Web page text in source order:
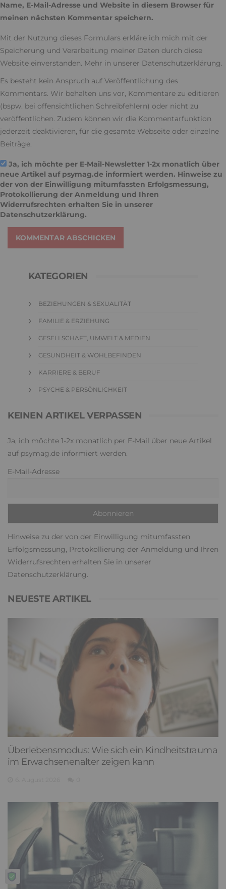
Name, E-Mail-Adresse und Website in diesem Browser für
meinen nächsten Kommentar speichern.
Mit der Nutzung dieses Formulars erkläre ich mich mit der
Speicherung und Verarbeitung meiner Daten durch diese
Website einverstanden. Mehr in unserer Datenschutzerklärung.
Es besteht kein Anspruch auf Veröffentlichung des
Kommentars. Wir behalten uns vor, Kommentare zu editieren
(bspw. bei offensichtlichen Schreibfehlern) oder nicht zu
veröffentlichen. Zudem können wir die Kommentarfunktion
jederzeit deaktivieren, für die gesamte Webseite oder einzelne
Beiträge.
Ja, ich möchte per E-Mail-Newsletter 1-2x monatlich über
neue Artikel auf psymag.de informiert werden. Hinweise zu
der von der Einwilligung mitumfassten Erfolgsmessung,
Protokollierung der Anmeldung und Ihren
Widerrufsrechten erhalten Sie in unserer
Datenschutzerklärung.
KOMMENTAR ABSCHICKEN
KATEGORIEN
BEZIEHUNGEN & SEXUALITÄT
FAMILIE & ERZIEHUNG
GESELLSCHAFT, UMWELT & MEDIEN
GESUNDHEIT & WOHLBEFINDEN
KARRIERE & BERUF
PSYCHE & PERSÖNLICHKEIT
KEINEN ARTIKEL VERPASSEN
Ja, ich möchte 1-2x monatlich per E-Mail über neue Artikel
auf psymag.de informiert werden.
E-Mail-Adresse
Hinweise zu der von der Einwilligung mitumfassten
Erfolgsmessung, Protokollierung der Anmeldung und Ihren
Widerrufsrechten erhalten Sie in unserer
Datenschutzerklärung.
NEUESTE ARTIKEL
Überlebensmodus: Wie sich ein Kindheitstrauma
im Erwachsenenalter zeigen kann